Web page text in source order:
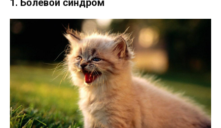
1. Болевой синдром